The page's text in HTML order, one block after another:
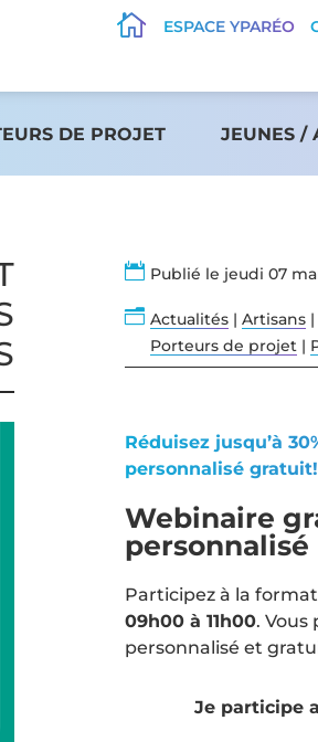
 ESPACE YPARÉO
DE PROJET JEUNES /
 Publié le jeudi 07
n Actualités | Artisans |
Porteurs de projet |
Réduisez jusqu’à
personnalisé gratuit!
Webinaire
personnalisé
Participez à la
09h00 à 11h00.
personnalisé et
Je participe